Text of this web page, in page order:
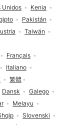
Français
Italiano
繁體
Dansk
Galego
Melayu
Slovenski
Unidos
Kenia
Pakistán
Taiwán